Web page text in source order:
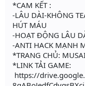
*CAM KẾT :
-LÂU DÀI-KHÔNG
HÚT MÁU
-HOẠT ĐỘNG LÂU
-ANTI HACK MẠNH
*TRANG CHỦ:
*LINK TẢI GAME:
https://